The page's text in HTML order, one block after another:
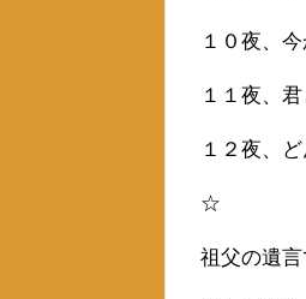
１０夜、
１１夜、
１２夜、
☆
祖父の遺